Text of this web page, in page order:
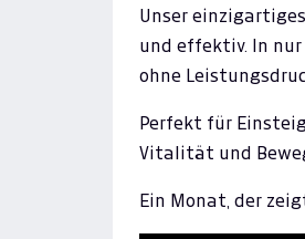
Unser
und effektiv. In
ohne
Perfekt für
Vitalität und
Ein Monat, der